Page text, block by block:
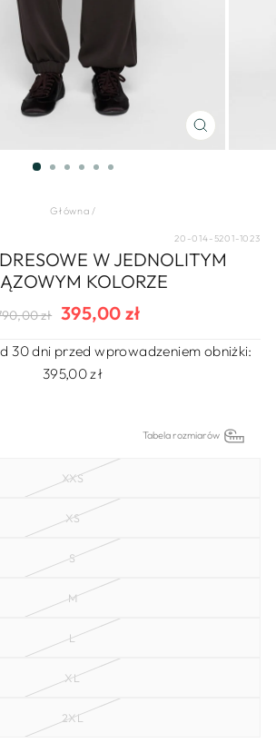
ZAMKNIJ
Główna /
20-014-5201-1023
W JEDNOLITYM
KOLORZE
Regularna
zł
Cena
395,00 zł
30 dni przed wprowadzeniem obniżki:
395,00 zł
Tabela rozmiarów
XXS
XS
S
M
L
XL
2XL